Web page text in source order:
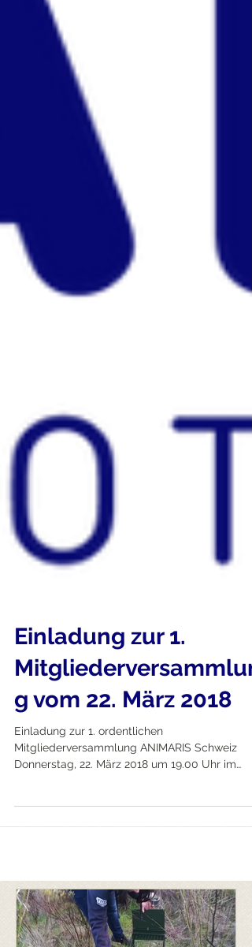
Einladung zur 1.
Mitgliederversammlun
g vom 22. März 2018
Einladung zur 1. ordentlichen
Restaurant la rocca,...